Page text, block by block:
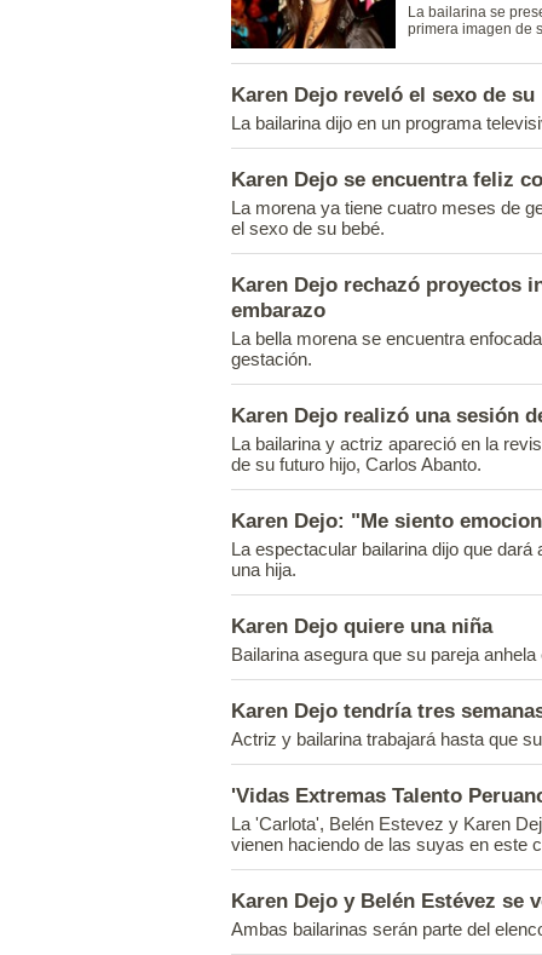
La bailarina se
primera imagen de
Karen Dejo reveló el sexo de su
La bailarina dijo en un programa
Karen Dejo se encuentra feliz
La morena ya tiene cuatro meses de
el sexo de su bebé.
Karen Dejo rechazó proyectos
embarazo
La bella morena se encuentra
gestación.
Karen Dejo realizó una sesión
La bailarina y actriz apareció en la
de su futuro hijo, Carlos Abanto.
Karen Dejo: "Me siento
La espectacular bailarina dijo que
una hija.
Karen Dejo quiere una niña
Bailarina asegura que su pareja
Karen Dejo tendría tres
Actriz y bailarina trabajará hasta que
'Vidas Extremas Talento
La 'Carlota', Belén Estevez y Karen
vienen haciendo de las suyas en este
Karen Dejo y Belén Estévez se
Ambas bailarinas serán parte del